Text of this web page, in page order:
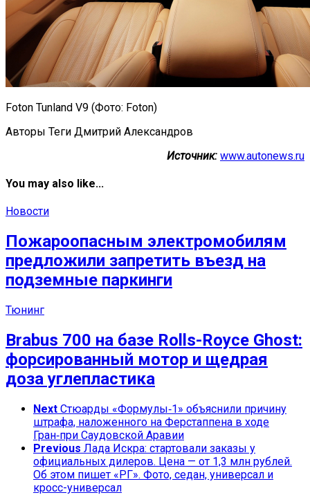
Foton Tunland V9 (Фото: Foton)
Авторы Теги Дмитрий Александров
Источник: www.autonews.ru
You may also like...
Новости
Пожароопасным электромобилям
предложили запретить въезд на
подземные паркинги
Тюнинг
Brabus 700 на базе Rolls-Royce Ghost:
форсированный мотор и щедрая
доза углепластика
Next Стюарды «Формулы‑1» объяснили причину
штрафа, наложенного на Ферстаппена в ходе
Гран‑при Саудовской Аравии
Previous Лада Искра: стартовали заказы у
официальных дилеров. Цена — от 1,3 млн рублей.
Об этом пишет «РГ». Фото, седан, универсал и
кросс-универсал